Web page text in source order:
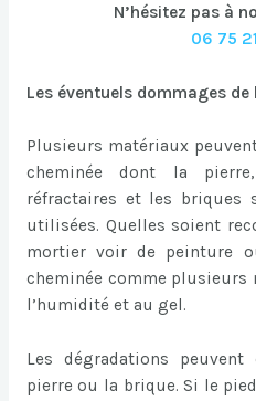
N’hésitez pas à
06 75
Les éventuels dommages de
Plusieurs matériaux
cheminée dont la
réfractaires et les
utilisées. Quelles soient
mortier voir de peinture
cheminée comme plusieurs
l’humidité et au gel.
Les dégradations
pierre ou la brique. Si le